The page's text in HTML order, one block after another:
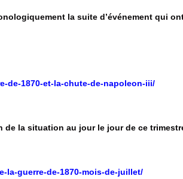
la suite d’événement qui
de-1870-et-la-chute-de-napoleon-iii/
la situation au jour le jour de ce
la-guerre-de-1870-mois-de-juillet/